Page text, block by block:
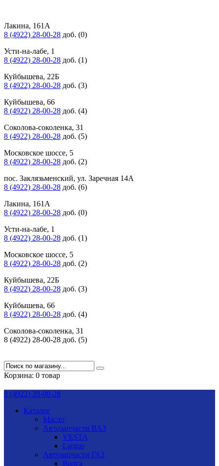
Лакина, 161А
8 (4922) 28-00-28 доб. (0)
Усти-на-лабе, 1
8 (4922) 28-00-28 доб. (1)
Куйбышева, 22Б
8 (4922) 28-00-28 доб. (3)
Куйбышева, 66
8 (4922) 28-00-28 доб. (4)
Соколова-соколенка, 31
8 (4922) 28-00-28 доб. (5)
Московское шоссе, 5
8 (4922) 28-00-28 доб. (2)
пос. Заклязьменский, ул. Заречная 14А
8 (4922) 28-00-28 доб. (6)
Лакина, 161А
8 (4922) 28-00-28 доб. (0)
Усти-на-лабе, 1
8 (4922) 28-00-28 доб. (1)
Московское шоссе, 5
8 (4922) 28-00-28 доб. (2)
Куйбышева, 22Б
8 (4922) 28-00-28 доб. (3)
Куйбышева, 66
8 (4922) 28-00-28 доб. (4)
Соколова-соколенка, 31
8 (4922) 28-00-28 доб. (5)
Корзина: 0 товар
8 (4922) 28-00-28
Каталог
Масло
Автозапчасти ВАЗ
VESTA
Largus
Автозапчасти ГАЗ
Волга